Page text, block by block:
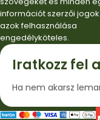
információt szerzői
azok felhasználása
engedélyköteles.
Iratkozz fel
Ha nem akarsz